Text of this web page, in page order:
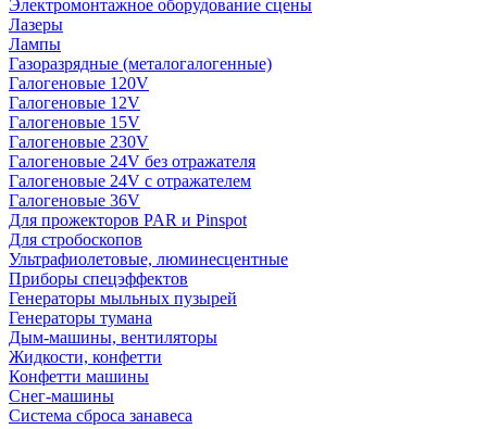
Электромонтажное оборудование сцены
Лазеры
Лампы
Газоразрядные (металогалогенные)
Галогеновые 120V
Галогеновые 12V
Галогеновые 15V
Галогеновые 230V
Галогеновые 24V без отражателя
Галогеновые 24V с отражателем
Галогеновые 36V
Для прожекторов PAR и Pinspot
Для стробоскопов
Ультрафиолетовые, люминесцентные
Приборы спецэффектов
Генераторы мыльных пузырей
Генераторы тумана
Дым-машины, вентиляторы
Жидкости, конфетти
Конфетти машины
Снег-машины
Система сброса занавеса